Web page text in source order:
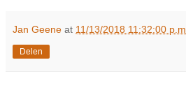
Jan Geene at 11/13/2018 11:32:00 p.m.
Delen